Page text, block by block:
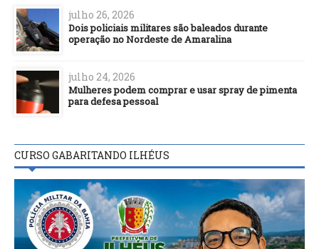
julho 26, 2026
Dois policiais militares são baleados durante
operação no Nordeste de Amaralina
julho 24, 2026
Mulheres podem comprar e usar spray de pimenta
para defesa pessoal
CURSO GABARITANDO ILHÉUS